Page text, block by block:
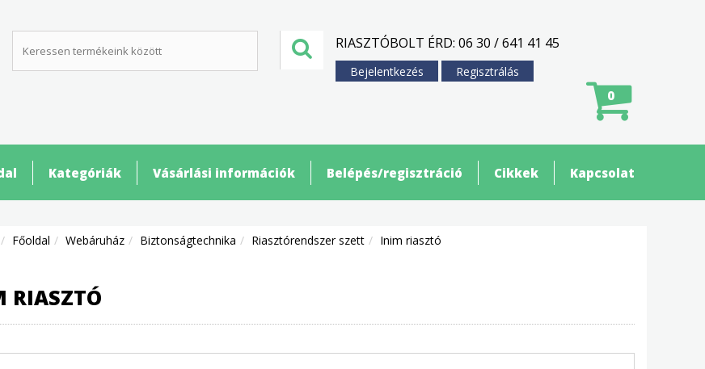
RIASZTÓBOLT ÉRD: 06 30 / 641 41 45
Bejelentkezés Regisztrálás
0
Kategóriák Vásárlási információk Belépés/regisztráció Cikkek Kapcsolat
Főoldal Webáruház Biztonságtechnika Riasztórendszer szett Inim riasztó
RIASZTÓ